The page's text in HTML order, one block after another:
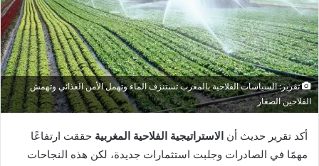
تقرير: السياسات الفلاحية بالمغرب تستنزف الماء وتهمل الأمن الغذائي وتهمش
الفلاحين الصغار
أكد تقرير حديث أن الاستراتيجية الفلاحية المغربية حققت ارتفاعًا
مهمًا في الصادرات وجلبت استثمارات جديدة، لكن هذه النجاحات